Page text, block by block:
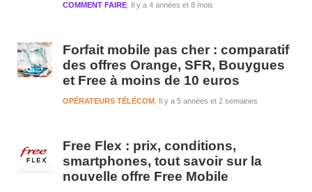
Il y a 4 années et 8 mois
COMMENT FAIRE
Forfait mobile pas cher : comparatif
des offres Orange, SFR, Bouygues
et Free à moins de 10 euros
Il y a 5 années et 2 semaines
OPÉRATEURS TÉLÉCOM
Free Flex : prix, conditions,
smartphones, tout savoir sur la
nouvelle offre Free Mobile